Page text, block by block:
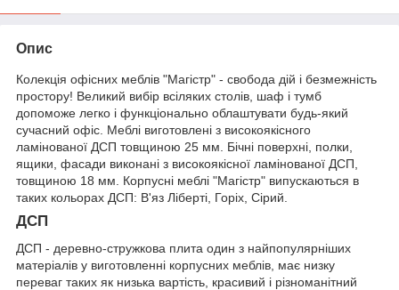
Опис
Колекція офісних меблів "Магістр" - свобода дій і безмежність
простору! Великий вибір всіляких столів, шаф і тумб
допоможе легко і функціонально облаштувати будь-який
сучасний офіс. Меблі виготовлені з високоякісного
ламінованої ДСП товщиною 25 мм. Бічні поверхні, полки,
ящики, фасади виконані з високоякісної ламінованої ДСП,
товщиною 18 мм. Корпусні меблі "Магістр" випускаються в
таких кольорах ДСП: В'яз Ліберті, Горіх, Сірий.
ДСП
ДСП - деревно-стружкова плита один з найпопулярніших
матеріалів у виготовленні корпусних меблів, має низку
переваг таких як низька вартість, красивий і різноманітний